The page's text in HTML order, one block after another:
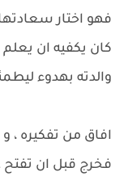
فهو اختار
كان يكفيه ان يعلم
والدته بهدوء
افاق من تفكيره ،
فخرج قبل ان تفتح